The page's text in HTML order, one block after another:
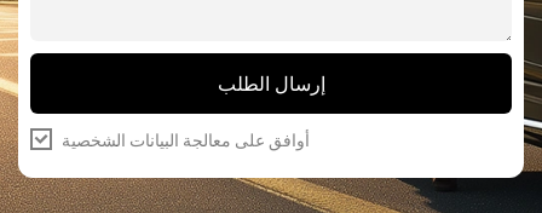
إرسال الطلب
أوافق على معالجة البيانات الشخصية